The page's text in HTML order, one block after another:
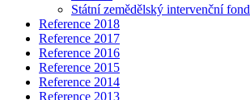
Státní zemědělský intervenční fond
Reference 2018
Reference 2017
Reference 2016
Reference 2015
Reference 2014
Reference 2013